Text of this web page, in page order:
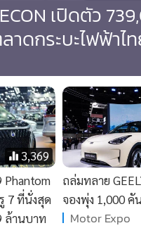
being
& SD
เปิดตัว
าดกระบะไฟฟ้าไ
3,369
Phantom
7 ที่นั่งสุด
ล้านบาท
ถล่มทลาย
จองพุ่ง 1,000 คั
Motor Expo